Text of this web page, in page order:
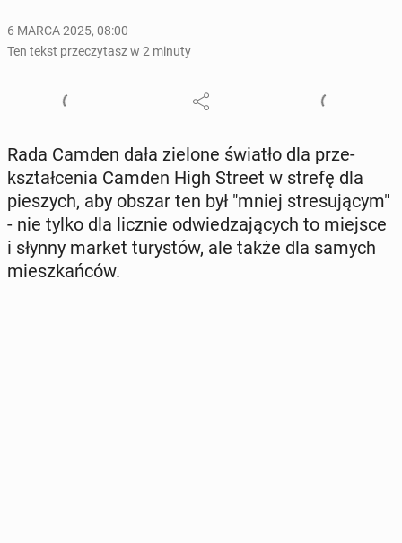
6 MARCA 2025, 08:00
Ten tekst przeczytasz w 2 minuty
Rada Camden dała zielone światło dla prze­
kształ­ce­nia Camden High Street w strefę dla
pie­szych, aby obszar ten był "mniej stre­su­ją­cym"
- nie tylko dla licznie od­wie­dza­ją­cych to miejsce
i słynny market tu­ry­stów, ale także dla samych
miesz­kań­ców.